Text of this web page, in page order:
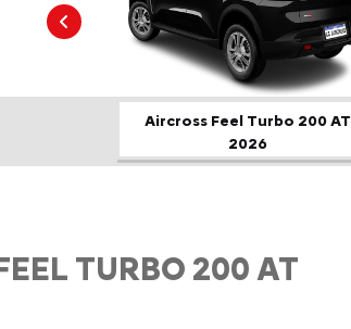
Aircross Feel Turbo 200 AT
2026
Anterior
TURBO 200 AT